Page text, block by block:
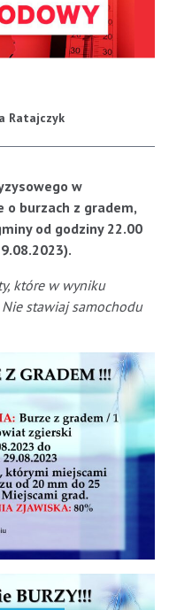
Ratajczyk
w
burzach z gradem,
od godziny 22.00
które w wyniku
stawiaj samochodu